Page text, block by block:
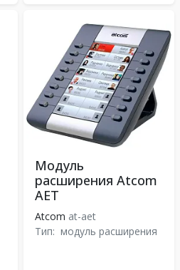
Модуль
расширения Atcom
AET
Atcom at-aet
Тип: модуль расширения